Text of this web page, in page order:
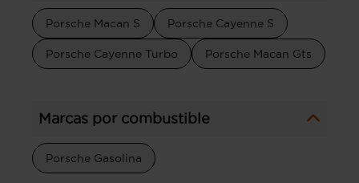
Porsche Macan S Porsche Cayenne S
Porsche Cayenne Turbo Porsche Macan Gts
Marcas por combustible
Porsche Gasolina